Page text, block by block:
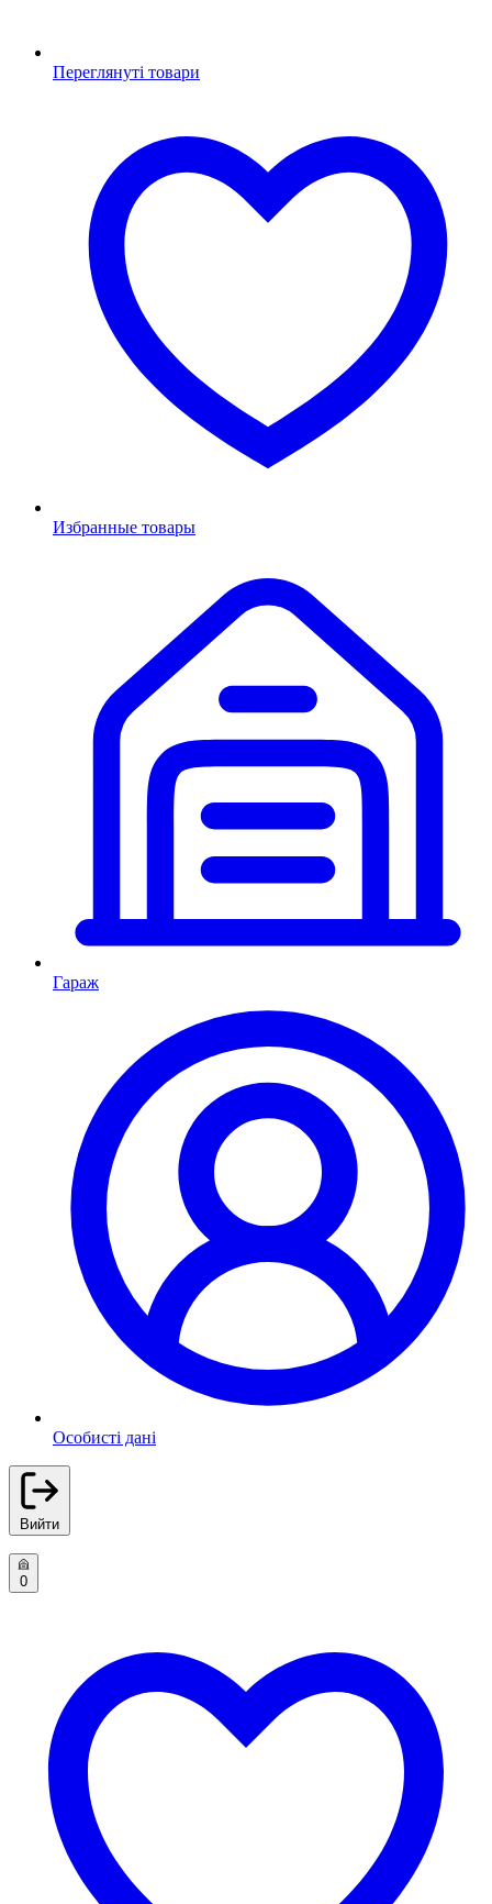
Переглянуті товари
Избранные товары
Гараж
Особисті дані
Вийти
0